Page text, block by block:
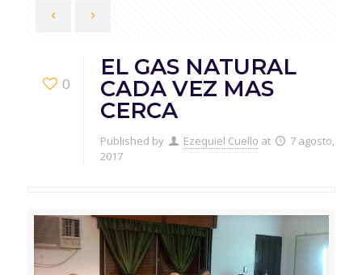
0
EL GAS NATURAL
CADA VEZ MAS
CERCA
Published by Ezequiel Cuello at
7 agosto,
2017